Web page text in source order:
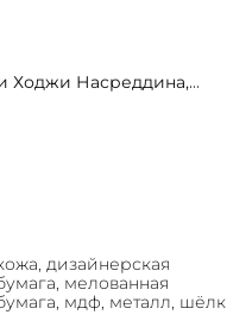
Ходжи Насреддина,
и мудреце Бирбале и
подарочном
дизайнерская
мелованная
мдф, металл, шёлк